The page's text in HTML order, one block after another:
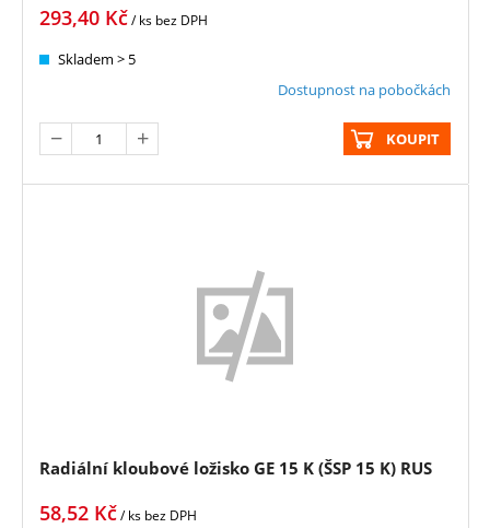
293,40 Kč/ ks bez DPH
Skladem > 5
Dostupnost na pobočkách
KOUPIT
Radiální kloubové ložisko GE 15 K (ŠSP 15 K) RUS
58,52 Kč/ ks bez DPH